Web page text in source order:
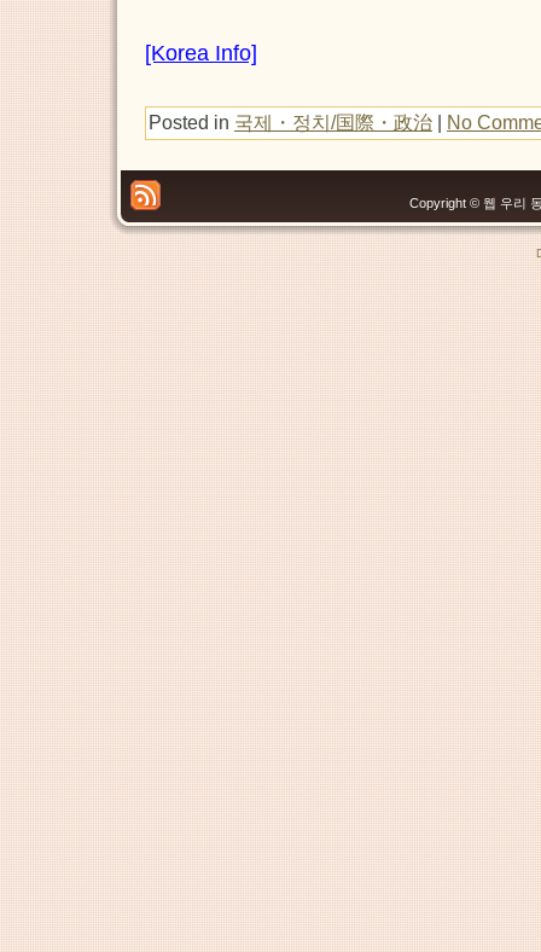
[Korea Info]
Posted in 국제・정치/国際・政治 | No
Copyright © 웹 우리